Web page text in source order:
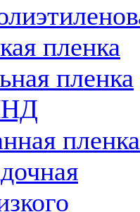
пленка
пленка
пленка